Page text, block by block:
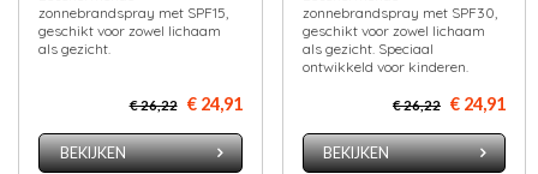
zonnebrandspray met SPF15,
geschikt voor zowel lichaam
als gezicht.
€ 26,22 € 24,91
BEKIJKEN
zonnebrandspray met SPF30,
geschikt voor zowel lichaam
als gezicht. Speciaal
ontwikkeld voor kinderen.
€ 26,22 € 24,91
BEKIJKEN